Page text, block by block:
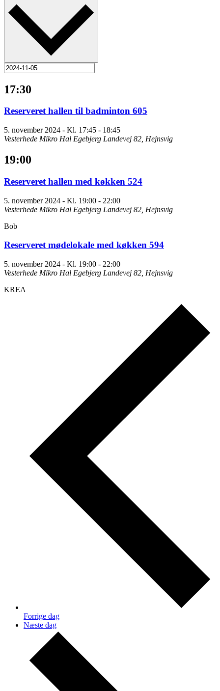
17:30
Reserveret hallen til badminton 605
5. november 2024 - Kl. 17:45 - 18:45
Vesterhede Mikro Hal Egebjerg Landevej 82, Hejnsvig
19:00
Reserveret hallen med køkken 524
5. november 2024 - Kl. 19:00 - 22:00
Vesterhede Mikro Hal Egebjerg Landevej 82, Hejnsvig
Bob
Reserveret mødelokale med køkken 594
5. november 2024 - Kl. 19:00 - 22:00
Vesterhede Mikro Hal Egebjerg Landevej 82, Hejnsvig
KREA
Forrige dag
Næste dag